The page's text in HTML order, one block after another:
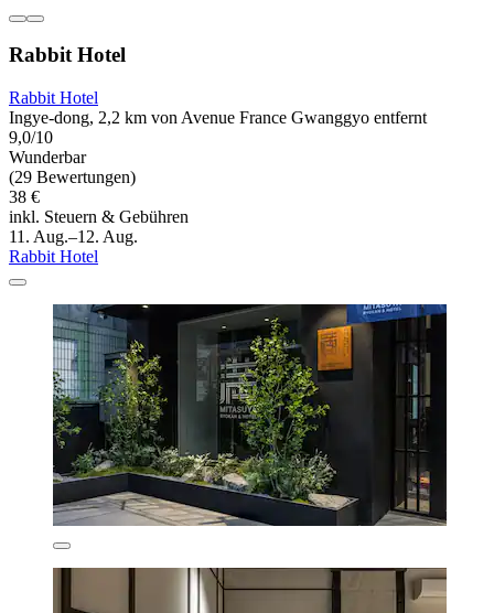
Rabbit Hotel
Rabbit Hotel
Ingye-dong, 2,2 km von Avenue France Gwanggyo entfernt
9,0/10
Wunderbar
(29 Bewertungen)
38 €
inkl. Steuern & Gebühren
11. Aug.–12. Aug.
Rabbit Hotel